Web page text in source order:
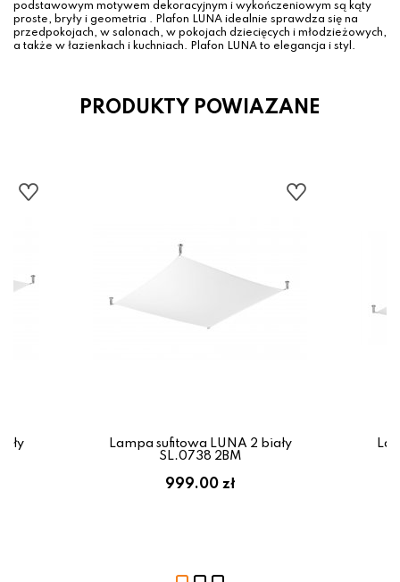
podstawowym motywem dekoracyjnym i wykończeniowym są kąty
proste, bryły i geometria . Plafon LUNA idealnie sprawdza się na
przedpokojach, w salonach, w pokojach dziecięcych i młodzieżowych,
a także w łazienkach i kuchniach. Plafon LUNA to elegancja i styl.
PRODUKTY POWIAZANE
Lampa sufitowa LUNA 2 biały
SL.0738 2BM
999.00 zł